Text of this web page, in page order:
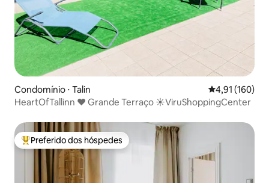
Condomínio ⋅ Talin 4,91 de uma
4,91 (160)
HeartOfTallinn ❤️ Grande Terraço ☀️ViruShoppingCenter
Entre os melhores preferidos dos hóspedes
Preferido dos hóspedes